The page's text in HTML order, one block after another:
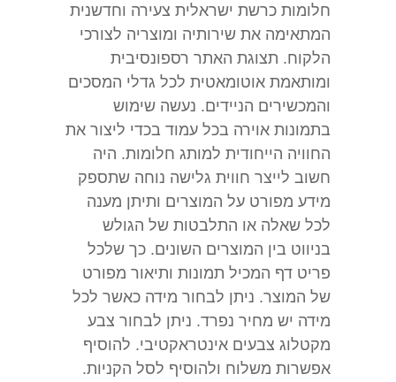
חלומות כרשת ישראלית צעירה וחדשנית
המתאימה את שירותיה ומוצריה לצורכי
הלקוח. תצוגת האתר רספונסיבית
ומותאמת אוטומאטית לכל גדלי המסכים
והמכשירים הניידים. נעשה שימוש
בתמונות אוירה בכל עמוד בכדי ליצור את
החוויה הייחודית למותג חלומות. היה
חשוב לייצר חווית גלישה נוחה שתספק
מידע מפורט על המוצרים ותיתן מענה
לכל שאלה או התלבטות של הגולש
בניווט בין המוצרים השונים. כך שלכל
פריט דף המכיל תמונות ותיאור מפורט
של המוצר. ניתן לבחור מידה כאשר לכל
מידה יש מחיר נפרד. ניתן לבחור צבע
מקטלוג צבעים אינטראקטיבי. להוסיף
אפשרות משלוח ולהוסיף לסל הקניות.